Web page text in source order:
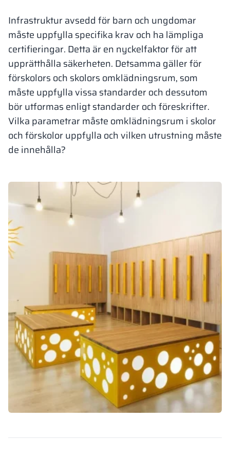
Vela
metallskåp
Bänkar och
Skåplås
Rumsavdelare
Lamele
Altus
L-formade skåp
Infrastruktur avsedd för barn och ungdomar
måste uppfylla specifika krav och ha lämpliga
certifieringar. Detta är en nyckelfaktor för att
upprätthålla säkerheten. Detsamma gäller för
förskolors och skolors omklädningsrum, som
måste uppfylla vissa standarder och dessutom
bör utformas enligt standarder och föreskrifter.
Vilka parametrar måste omklädningsrum i skolor
och förskolor uppfylla och vilken utrustning måste
de innehålla?